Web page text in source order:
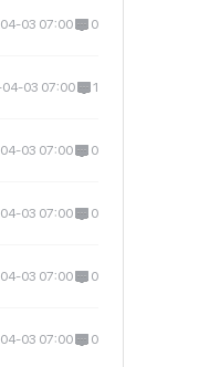
03 07:00 0
03 07:00 1
03 07:00 0
03 07:00 0
03 07:00 0
03 07:00 0